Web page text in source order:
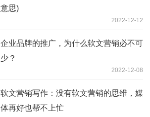
意思)
2022-12-12
企业品牌的推广，为什么软文营销必不可
少？
2022-12-08
软文营销写作：没有软文营销的思维，媒
体再好也帮不上忙